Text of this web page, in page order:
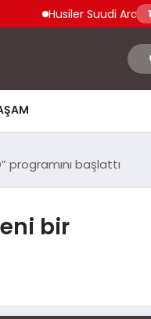
Husiler Suudi Arabistan
programını başlattı
bir